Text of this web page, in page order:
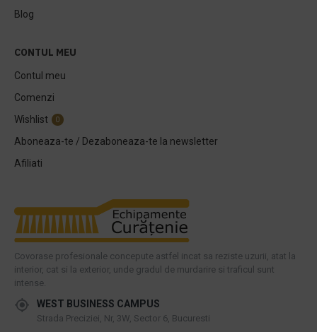
Blog
CONTUL MEU
Contul meu
Comenzi
Wishlist
0
Aboneaza-te / Dezaboneaza-te la newsletter
Afiliati
Covorase profesionale concepute astfel incat sa reziste uzurii, atat la
interior, cat si la exterior, unde gradul de murdarire si traficul sunt
intense.
WEST BUSINESS CAMPUS
Strada Preciziei, Nr, 3W, Sector 6, Bucuresti